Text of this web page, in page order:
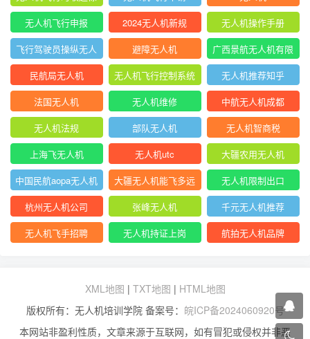
翼
无人机飞行申报
2024无人机新规
无人机操作手册
飞行驾驶员操纵无人
机坡度转弯时
避障无人机
广西景航无人机有限
公司官网首页
民航局无人机
无人机飞行控制系统
中的pid控制器
无人机推荐知乎
法国无人机
无人机维修
中航无人机成都
无人机法规
部队无人机
无人机智商税
上海飞无人机
无人机utc
大疆农用无人机
中国民航aopa无人机
驾驶员合格证
大疆无人机能飞多远
无人机限制出口
杭州无人机公司
张峰无人机
千元无人机推荐
无人机飞手招聘
无人机持证上岗 航拍无人机品牌
XML地图 | TXT地图 | HTML地图
版权所有：无人机培训学院 备案号： 皖ICP备2024060920号
本网站非盈利性质，文章来源于互联网，如有冒犯或侵权并非恶